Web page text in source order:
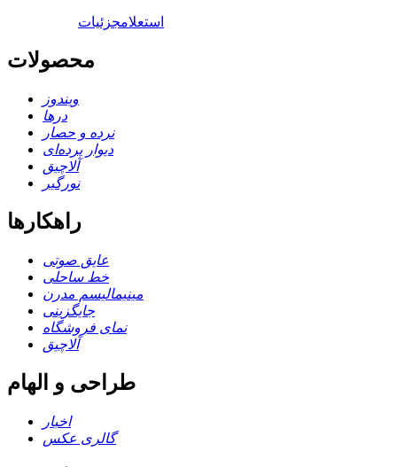
استعلامجزئیات
محصولات
ویندوز
درها
نرده و حصار
دیوار پرده‌ای
آلاچیق
نورگیر
راهکارها
عایق صوتی
خط ساحلی
مینیمالیسم مدرن
جایگزینی
نمای فروشگاه
آلاچیق
طراحی و الهام
اخبار
گالری عکس